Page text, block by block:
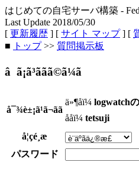
はじめての自宅サーバ構築 -
Last Update 2018/05/30
[ 更新履歴 ] [ サイト マップ] [
■
トップ>> 質問掲示板
â ã¡ã³ããã©ã¼ã
å¯¾è±¡ã¹ã¬ãã
ä»¶åï¼ logwatch
ååï¼ tetsuji
å¦çé¸æ
パスワード